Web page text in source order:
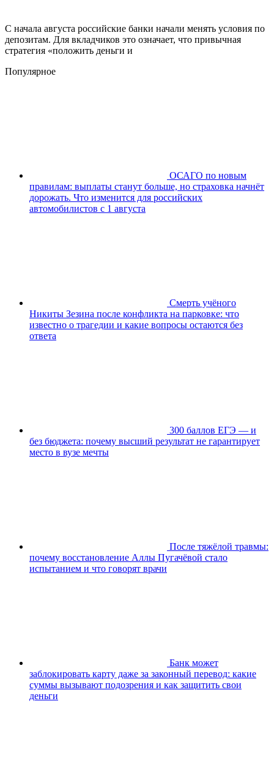
С начала августа российские банки начали менять условия по
депозитам. Для вкладчиков это означает, что привычная
стратегия «положить деньги и
Популярное
ОСАГО по новым
правилам: выплаты станут больше, но страховка начнёт
дорожать. Что изменится для российских
автомобилистов с 1 августа
Смерть учёного
Никиты Зезина после конфликта на парковке: что
известно о трагедии и какие вопросы остаются без
ответа
300 баллов ЕГЭ — и
без бюджета: почему высший результат не гарантирует
место в вузе мечты
После тяжёлой травмы:
почему восстановление Аллы Пугачёвой стало
испытанием и что говорят врачи
Банк может
заблокировать карту даже за законный перевод: какие
суммы вызывают подозрения и как защитить свои
деньги